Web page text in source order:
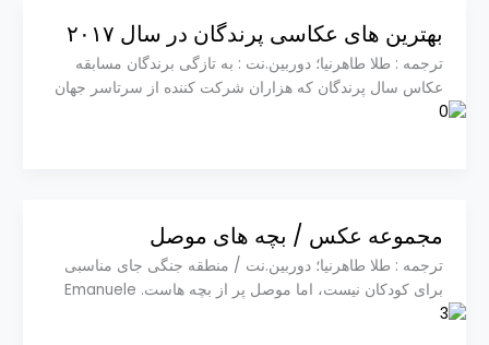
بهترین های عکاسی پرندگان در سال ۲۰۱۷
ترجمه : طلا طاهرنیا؛ دوربین.نت : به تازگی برندگان مسابقه
عکاس سال پرندگان که هزاران شرکت کننده از سرتاسر جهان
مجموعه عکس / بچه های موصل
ترجمه : طلا طاهرنیا؛ دوربین.نت / منطقه جنگی جای مناسبی
برای کودکان نیست، اما موصل پر از بچه هاست. Emanuele